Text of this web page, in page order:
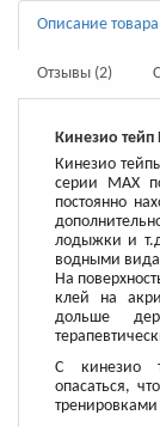
Описание товара
Отзывы (2)
Кинезио тейп
Кинезио
серии MAX
постоянно
лодыжки и
водными
На
клей на
дольше
С кинезио
опасаться,